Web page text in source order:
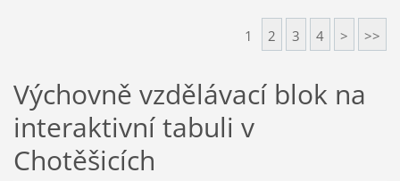
1 2 3 4 > >>
Výchovně vzdělávací blok na
interaktivní tabuli v
Chotěšicích